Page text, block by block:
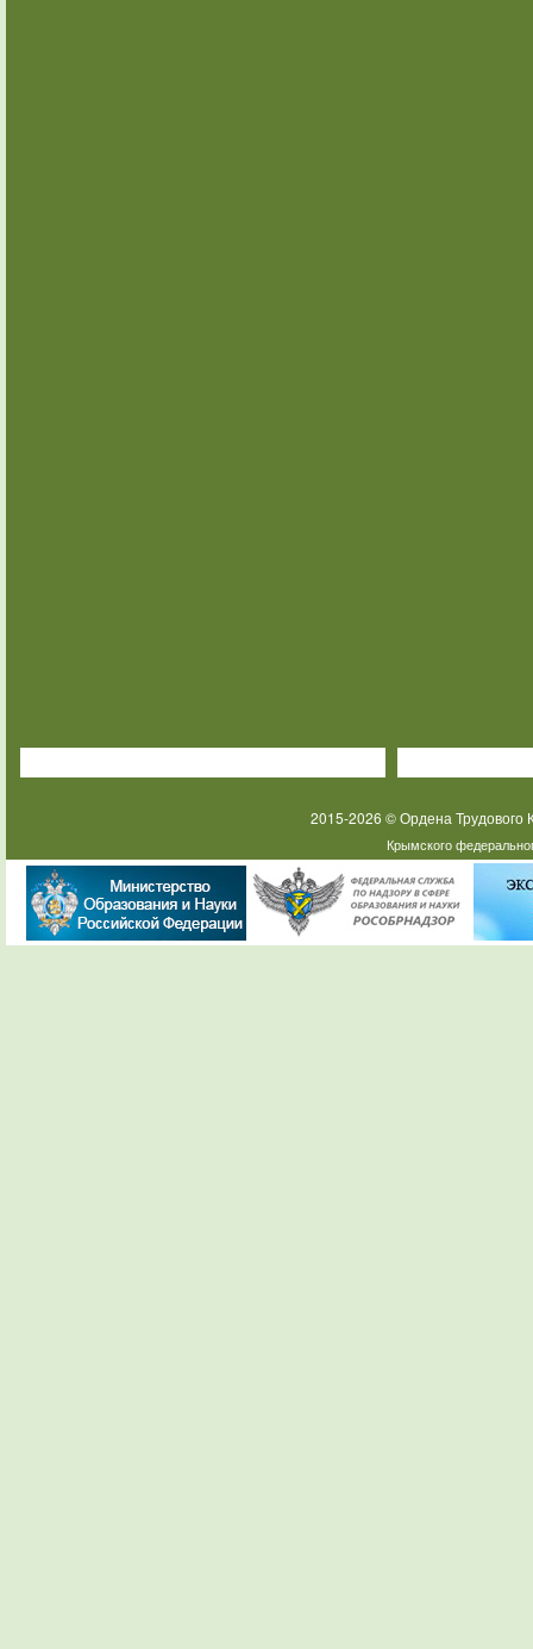
2015-2026 © Ордена
Крымского